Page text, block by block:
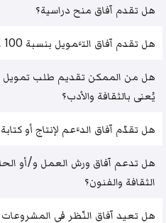
هل تقدم آفاق منح دراسية؟
هل تقدم آفاق التَّمويل بنسبة 100 ٪ للمشاريع؟
هل من الممكن تقديم طلب تمويل
يُعنى بالثقافة والأدب؟
هل تقدّم آفاق الدَّعم لإنتاج أو
هل تدعم آفاق ورش العمل و/أو
الثقافة والفنون؟
هل تعيد آفاق النّظر في